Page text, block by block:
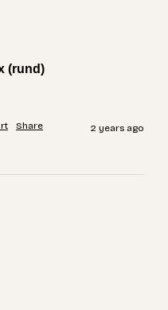
(rund)
Share 2 years ago